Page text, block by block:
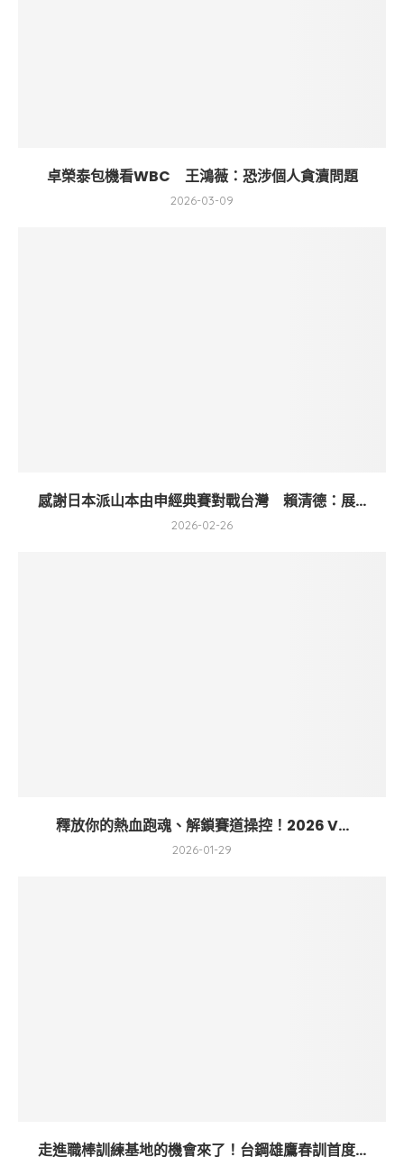
卓榮泰包機看WBC 王鴻薇：恐涉個人貪瀆問題
2026-03-09
感謝日本派山本由申經典賽對戰台灣 賴清德：展...
2026-02-26
釋放你的熱血跑魂、解鎖賽道操控！2026 V...
2026-01-29
走進職棒訓練基地的機會來了！台鋼雄鷹春訓首度...